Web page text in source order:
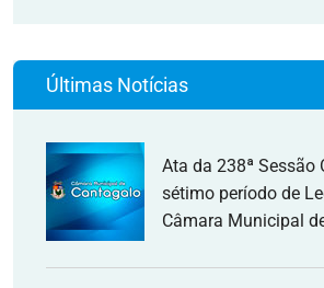
Últimas Notícias
Ata da 238ª Sessão
sétimo período de
Câmara Municipal